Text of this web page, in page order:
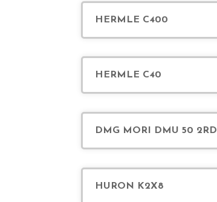
HERMLE C400
HERMLE C40
DMG MORI DMU 50 2RD
HURON K2X8